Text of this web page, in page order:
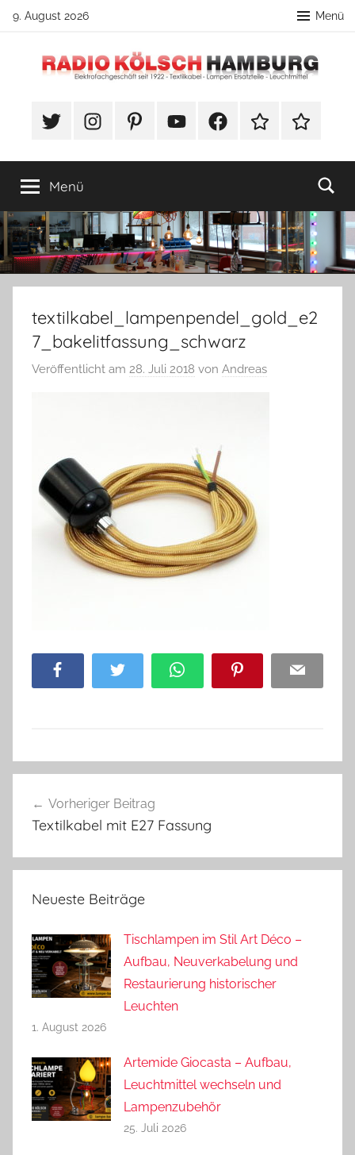
Zum
springen
9. August 2026 Menü
Radio
Hamburg
Lampenbau
#TwitterInstagramPinterestYouTubeFacebookTikTok Webshop
Menü
textilkabel_lampenpendel_gold_e2
7_bakelitfassung_schwarz
Veröffentlicht am 28. Juli 2018 von Andreas
Facebook Twitter WhatsApp Pinterest Email
Vorheriger Beitrag
Textilkabel mit E27 Fassung
Neueste Beiträge
Tischlampen im Stil Art Déco –
Aufbau, Neuverkabelung und
Restaurierung historischer
Leuchten
1. August 2026
Artemide Giocasta – Aufbau,
Leuchtmittel wechseln und
Lampenzubehör
25. Juli 2026